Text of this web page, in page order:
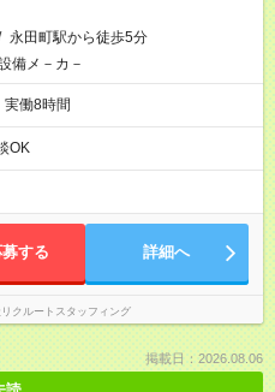
永田町駅から徒歩5分
備メ－カ－
働8時間
OK
募する 詳細へ
クルートスタッフィング
掲載日：2026.08.06